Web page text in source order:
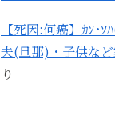
【死因:何癌】ｶﾝ･
夫(旦那)・子供など
り